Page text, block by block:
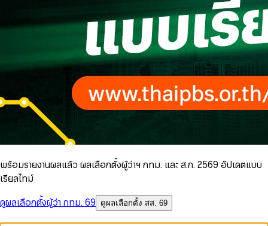
พร้อมรายงานผลแล้ว ผลเลือกตั้งผู้ว่าฯ กทม. และ ส.ก. 2569 อัปเดตแบบ
เรียลไทม์
ดูผลเลือกตั้งผู้ว่า กทม. 69
ดูผลเลือกตั้ง สส. 69